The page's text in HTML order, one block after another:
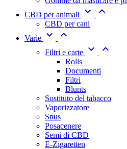
CBD per animali
 
CBD per cani
Varie  
Filtri e carte  
Rolls
Documenti
Filtri
Blunts
Sostituto del tabacco
Vaporizzatore
Snus
Posacenere
Semi di CBD
E-Zigaretten